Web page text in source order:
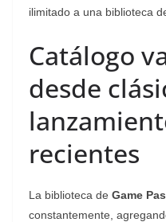
ilimitado a una biblioteca
Catálogo
desde
recientes
La biblioteca de Game
constantemente,